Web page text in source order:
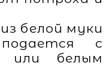
белой муки
с
или белым